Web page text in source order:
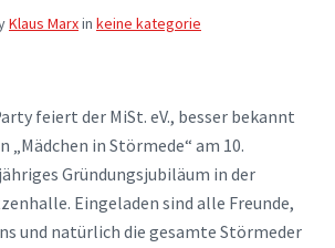
Klaus Marxin keine kategorie
feiert der MiSt. eV., besser bekannt
„Mädchen in Störmede“ am 10.
Gründungsjubiläum in der
Eingeladen sind alle Freunde,
und natürlich die gesamte Störmeder